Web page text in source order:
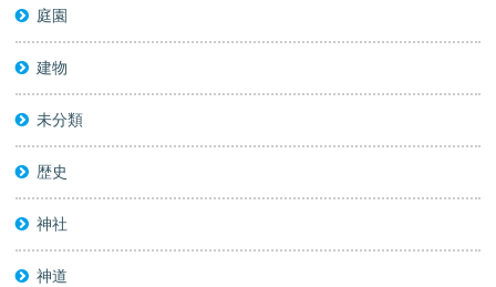
庭園
建物
未分類
歴史
神社
神道